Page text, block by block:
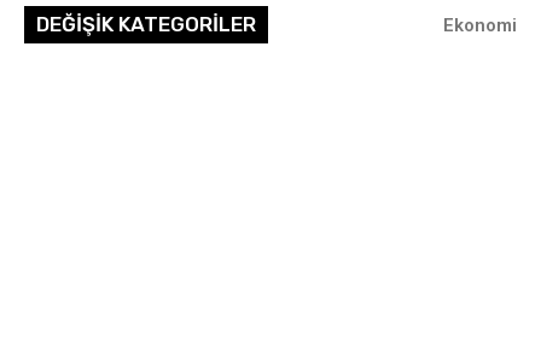
DEĞİŞİK KATEGORİLER Ekonomi